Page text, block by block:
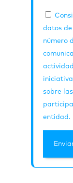
datos
número
sobre
entidad.